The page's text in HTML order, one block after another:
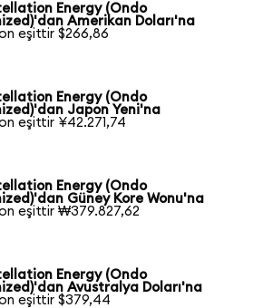
Energy (Ondo
Amerikan Doları'na
eşittir $266,86
Energy (Ondo
Japon Yeni'na
eşittir ¥42.271,74
Energy (Ondo
Güney Kore Wonu'na
eşittir ₩379.827,62
Energy (Ondo
Avustralya Doları'na
eşittir $379,44